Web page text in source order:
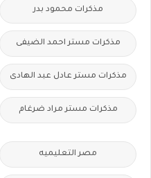
مذكرات محمود بدر
مذكرات مستر احمد الضيفى
مذكرات مستر عادل عبد الهادى
مذكرات مستر مراد ضرغام
مصر التعليميه